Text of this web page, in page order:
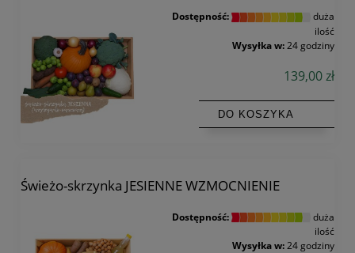
Dostępność:
duża
ilość
Wysyłka w: 24 godziny
139,00 zł
DO KOSZYKA
Świeżo-skrzynka JESIENNE WZMOCNIENIE
Dostępność:
duża
ilość
Wysyłka w:24 godziny